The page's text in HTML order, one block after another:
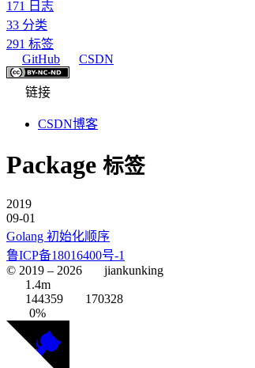
171
日志
33 分类
291 标签
GitHub
CSDN
链接
CSDN博客
Package 标签
2019
09-01
Golang 初始化顺序
鲁ICP备18016400号-1
© 2019 – 2026
jiankunking
1.4m
144359
170328
0%